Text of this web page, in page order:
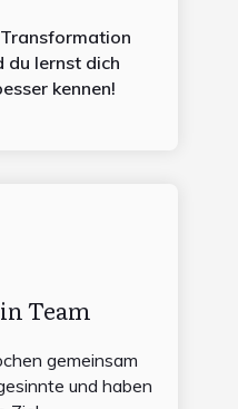
du lernst dich
kennen!
Team
gemeinsam
und haben